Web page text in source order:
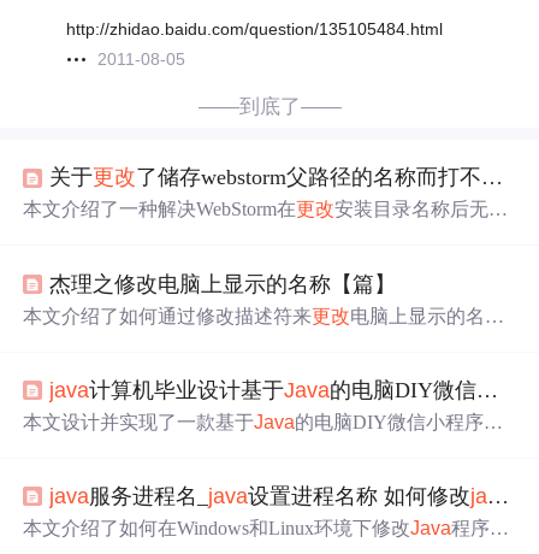
http://zhidao.baidu.com/question/135105484.html
2011-08-05
——到底了——
关于更改了储存webstorm父路径的名称而打不开webstorm的问题
本文介绍了一种解决WebStorm在更改安装目录名称后无法
应的状况。
杰理之修改电脑上显示的名称【篇】
本文介绍了如何通过修改描述符来更改电脑上显示的名
java计算机毕业设计基于Java的电脑DIY微信小程序 基于
本文设计并实现了一款基于Java的电脑DIY微信小程序，
能。管理员可进行用户、配件、视频等内容的增删改查操
作。系统采用B/S架构，具备良好的性能与安全性，适用于
java服务进程名_ java设置进程名称 如何修改java
本文介绍了如何在Windows和Linux环境下修改Java程序的